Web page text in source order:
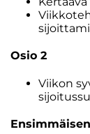
Osio 2
Viikon